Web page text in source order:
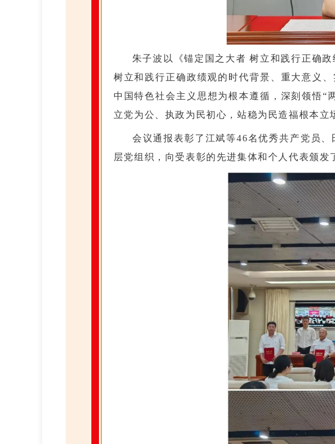
朱子波以《锚定国之大者 树立和践行正确
树立和践行正确政绩观的时代背景、重大意义
中国特色社会主义思想为根本遵循，深刻领悟“
立党为公、执政为民初心，站稳为民造福根本
会议通报表彰了江斌等46名优秀共产党员
层党组织，向受表彰的先进集体和个人代表颁发